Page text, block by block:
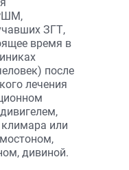
ЗГТ,
время в
после
лечения
или
дивиной.